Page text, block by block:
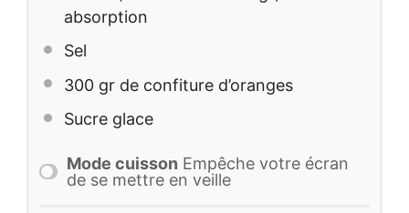
absorption
Sel
300 gr de confiture d’oranges
Sucre glace
Mode cuisson Empêche votre écran
de se mettre en veille